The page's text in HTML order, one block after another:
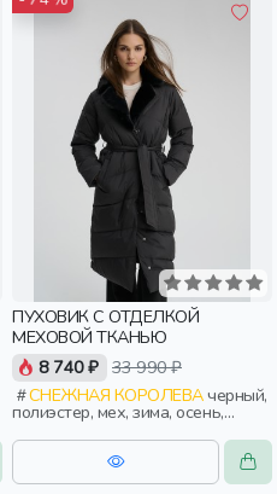
ПУХОВИК С ОТДЕЛКОЙ
МЕХОВОЙ ТКАНЬЮ
8 740 ₽ 33 990 ₽
СНЕЖНАЯ КОРОЛЕВАчерный,
полиэстер, мех, зима, осень,
россия, прямые, застежка,
утепленные, стеганые, кнопки,
прорези, карман, воротник, пояс,
женщины, взрослые